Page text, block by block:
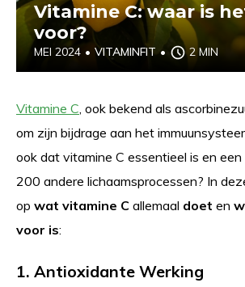
Vitamine C: waar is
voor?
MEI 2024 • VITAMINFIT • 2 MIN
Vitamine C, ook bekend als
om zijn bijdrage aan het
ook dat vitamine C essentieel is en
200 andere lichaamsprocessen? In
op wat vitamine C allemaal doet en
voor is:
1. Antioxidante Werking